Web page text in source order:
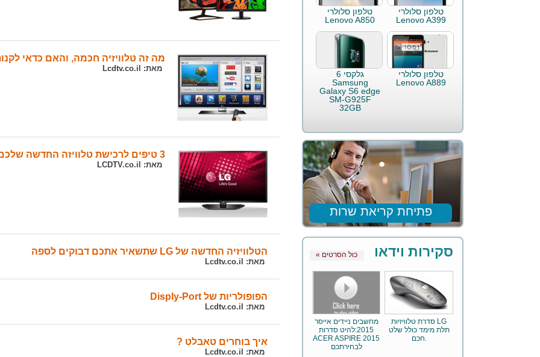
טלפון סלולרי
Lenovo A399
טלפון סלולרי
Lenovo A850
טלפון סלולרי
Lenovo A889
גלקסי 6
Samsung
Galaxy S6 edge
SM-G925F
32GB
פתיחת קריאת שרות
« כול הסרטים סקירות וידאו
מחשבים ניידים אייסר
2015:להיט סדרות
ACER ASPIRE 2015
לבחירתכם
סדרת טלוויזיות LG
תלת מימד כולל שלט
חכם.
מה זה טלוויזיה חכמה, והאם כדאי
מאת: Lcdtv.co.il
3 טיפים לרכישת טלוויזה החדשה שלכם.
מאת: LCDTV.co.il
הטלוויזיה החדשה של LG שתשאיר אתכם דבוקים לספה
מאת: Lcdtv.co.il
הפופולריות של Disply-Port
מאת: Lcdtv.co.il
איך בוחרים טאבלט ?
מאת: Lcdtv.co.il